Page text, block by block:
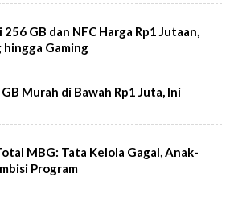
GB dan NFC Harga Rp1 Jutaan,
Gaming
Murah di Bawah Rp1 Juta, Ini
MBG: Tata Kelola Gagal, Anak-
Program